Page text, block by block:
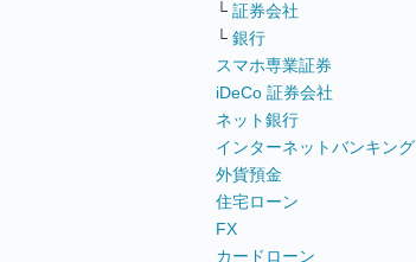
└ 証券会社
└ 銀行
スマホ専業証券
iDeCo 証券会社
ネット銀行
インターネットバンキング
外貨預金
住宅ローン
FX
カードローン